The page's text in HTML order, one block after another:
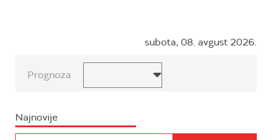
subota, 08. avgust 2026.
Prognoza
Najnovije